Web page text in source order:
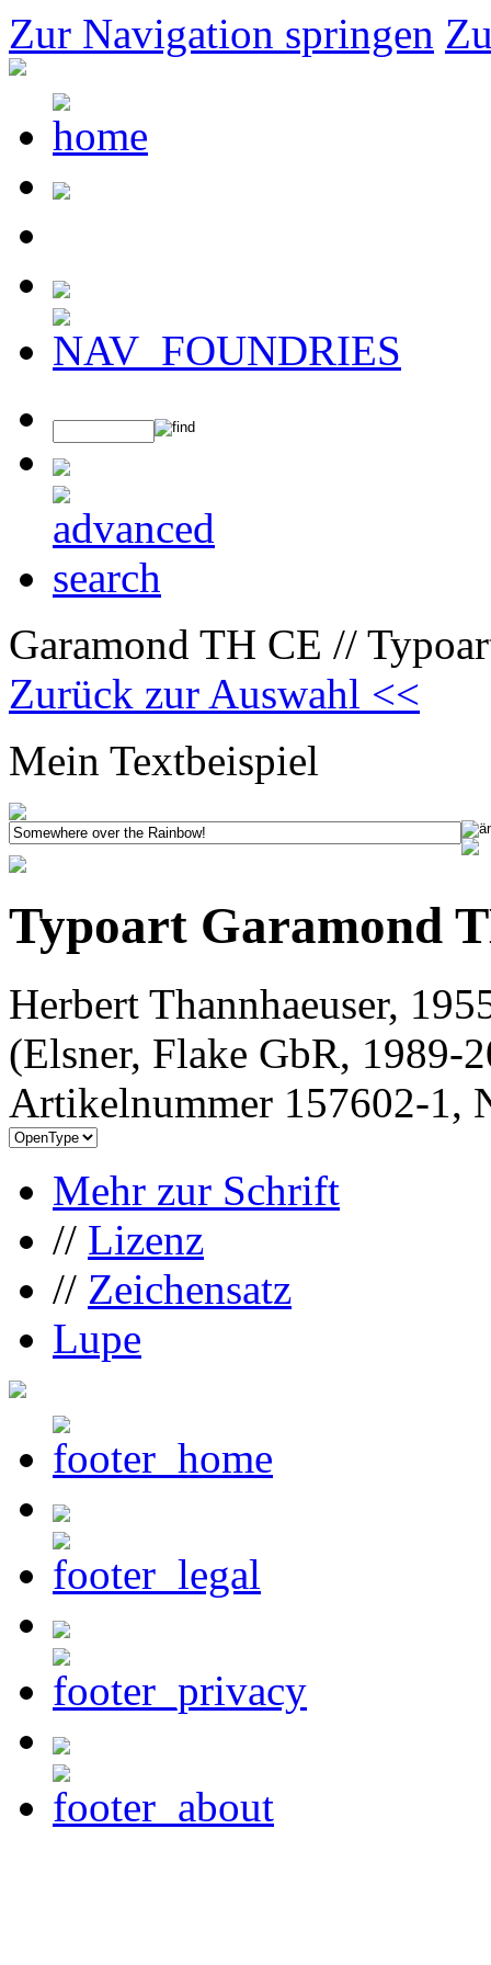
Zur Navigation springen
Garamond TH CE //
Zurück zur Auswahl <<
Mein Textbeispiel
Typoart Garamond
Herbert Thannhaeuser,
(Elsner, Flake GbR, 1989-
Artikelnummer 157602-1,
Mehr zur Schrift
// Lizenz
// Zeichensatz
Lupe